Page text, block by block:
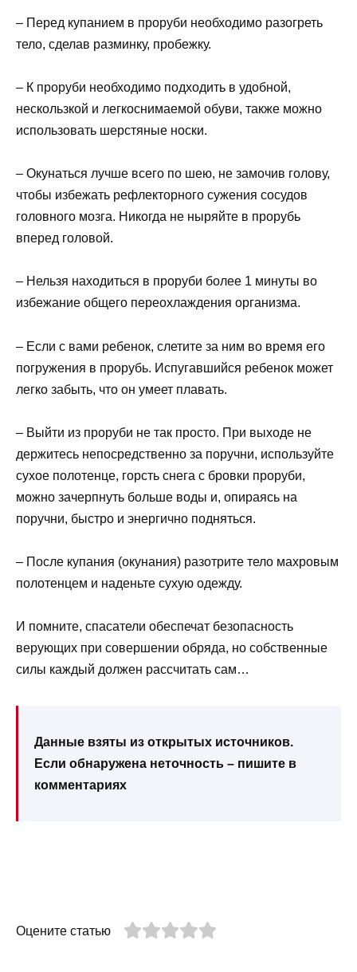
– Перед купанием в проруби необходимо разогреть
тело, сделав разминку, пробежку.
– К проруби необходимо подходить в удобной,
нескользкой и легкоснимаемой обуви, также можно
использовать шерстяные носки.
– Окунаться лучше всего по шею, не замочив голову,
чтобы избежать рефлекторного сужения сосудов
головного мозга. Никогда не ныряйте в прорубь
вперед головой.
– Нельзя находиться в проруби более 1 минуты во
избежание общего переохлаждения организма.
– Если с вами ребенок, слетите за ним во время его
погружения в прорубь. Испугавшийся ребенок может
легко забыть, что он умеет плавать.
– Выйти из проруби не так просто. При выходе не
держитесь непосредственно за поручни, используйте
сухое полотенце, горсть снега с бровки проруби,
можно зачерпнуть больше воды и, опираясь на
поручни, быстро и энергично подняться.
– После купания (окунания) разотрите тело махровым
полотенцем и наденьте сухую одежду.
И помните, спасатели обеспечат безопасность
верующих при совершении обряда, но собственные
силы каждый должен рассчитать сам…
Данные взяты из открытых источников.
Если обнаружена неточность – пишите в
комментариях
Оцените статью